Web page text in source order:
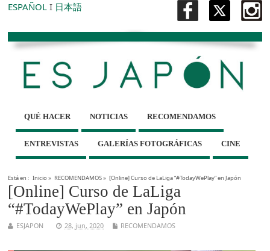
ESPAÑOL I 日本語
QUÉ HACER NOTICIAS RECOMENDAMOS
ENTREVISTAS GALERÍAS FOTOGRÁFICAS CINE
Está en : Inicio» RECOMENDAMOS» [Online] Curso de LaLiga “#TodayWePlay” en Japón
[Online] Curso de LaLiga
“#TodayWePlay” en Japón
ESJAPON 28, jun, 2020 RECOMENDAMOS